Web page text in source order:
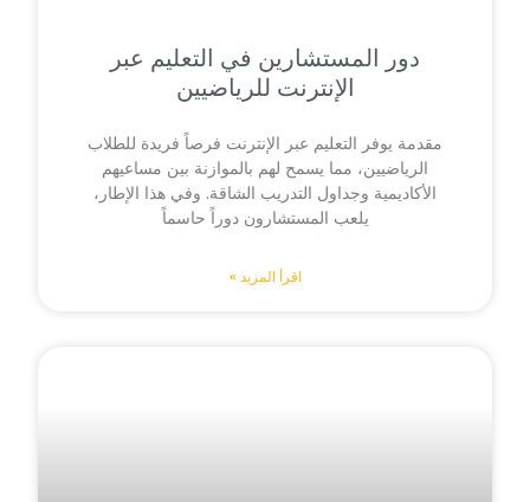
دور المستشارين في التعليم عبر
الإنترنت للرياضيين
مقدمة يوفر التعليم عبر الإنترنت فرصاً فريدة للطلاب
الرياضيين، مما يسمح لهم بالموازنة بين مساعيهم
الأكاديمية وجداول التدريب الشاقة. وفي هذا الإطار،
يلعب المستشارون دوراً حاسماً
اقرأ المزيد »